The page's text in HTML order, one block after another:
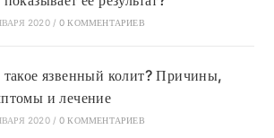
2020 / 0 КОММЕНТАРИЕВ
такое язвенный колит? Причины,
и лечение
2020 / 0 КОММЕНТАРИЕВ